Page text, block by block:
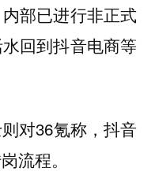
部已进行非正式
回到抖音电商等
对36氪称，抖音
流程。